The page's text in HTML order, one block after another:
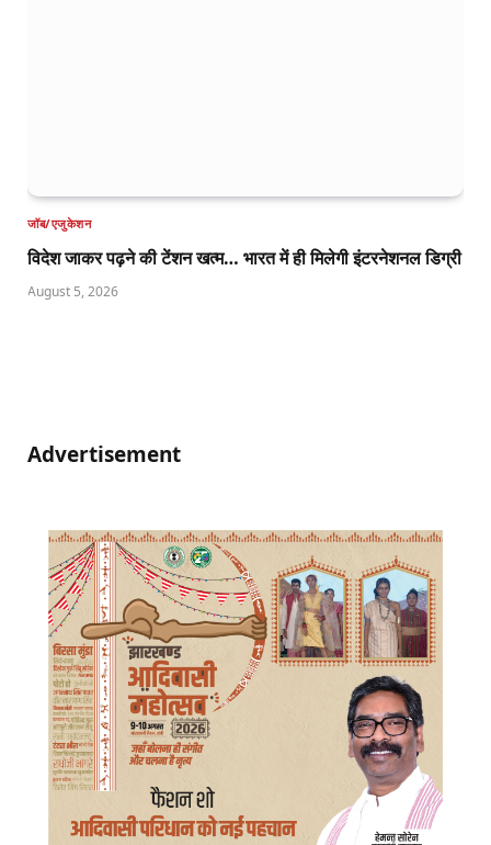
जॉब/एजुकेशन
विदेश जाकर पढ़ने की टेंशन खत्म… भारत में ही मिलेगी इंटरनेशनल डिग्री
August 5, 2026
Advertisement